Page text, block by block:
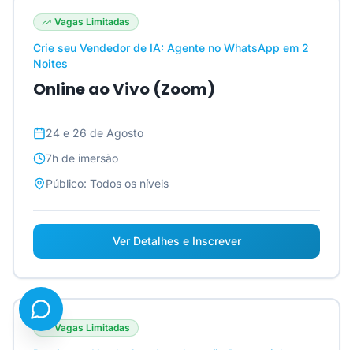
Vagas Limitadas
Crie seu Vendedor de IA: Agente no WhatsApp em 2
Noites
Online ao Vivo (Zoom)
24 e 26 de Agosto
7h de imersão
Público: Todos os níveis
Ver Detalhes e Inscrever
Vagas Limitadas